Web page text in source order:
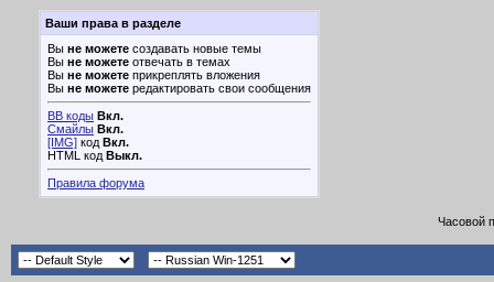
Ваши права в разделе
Вы не можете создавать новые темы
Вы не можете отвечать в темах
Вы не можете прикреплять вложения
Вы не можете редактировать свои сообщения
BB коды Вкл.
Смайлы Вкл.
[IMG] код Вкл.
HTML код Выкл.
Правила форума
Часовой